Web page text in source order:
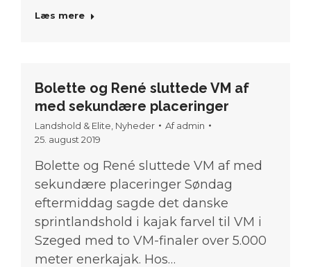
Læs mere
Bolette og René sluttede VM af
med sekundære placeringer
Landshold & Elite Nyheder Afadmin
25. august 2019
Bolette og René sluttede VM af med
sekundære placeringer Søndag
eftermiddag sagde det danske
sprintlandshold i kajak farvel til VM i
Szeged med to VM-finaler over 5.000
meter enerkajak. Hos…